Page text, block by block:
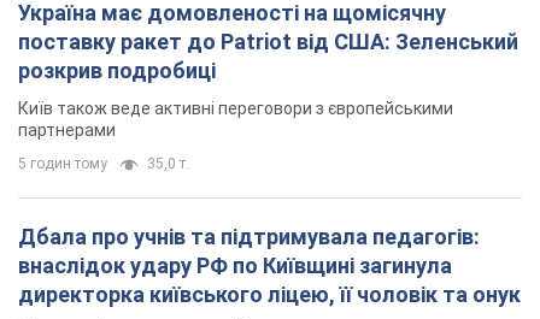
Україна має домовленості на щомісячну
поставку ракет до Patriot від США: Зеленський
розкрив подробиці
Київ також веде активні переговори з європейськими
партнерами
5 годин тому 35,0 т.
Дбала про учнів та підтримувала педагогів:
внаслідок удару РФ по Київщині загинула
директорка київського ліцею, її чоловік та онук